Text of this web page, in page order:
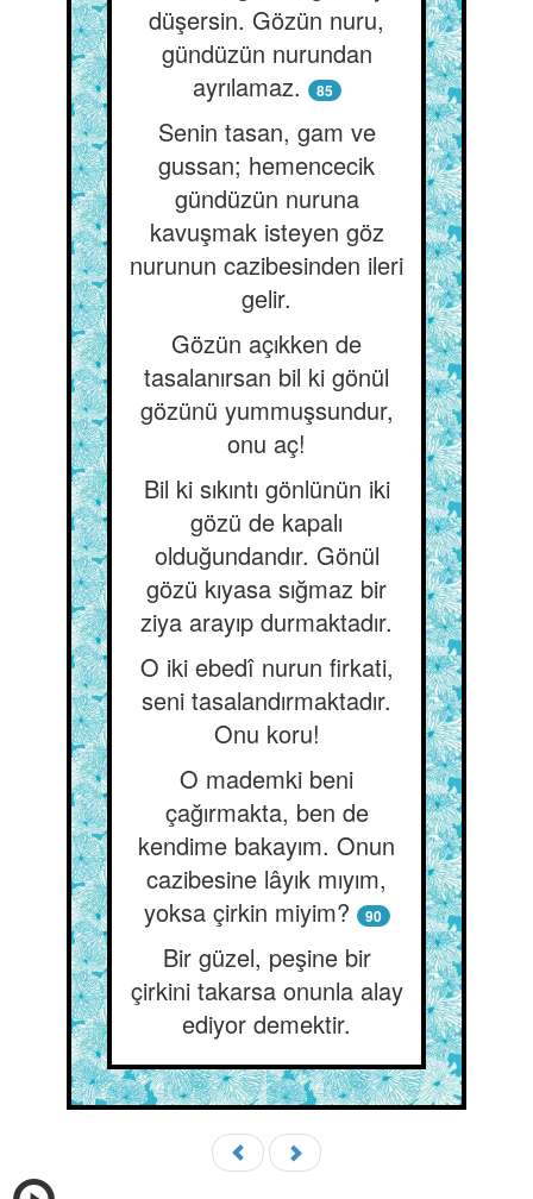
düşersin. Gözün nuru,
gündüzün nurundan
ayrılamaz.
85
Senin tasan, gam ve
gussan; hemencecik
gündüzün nuruna
kavuşmak isteyen göz
nurunun cazibesinden ileri
gelir.
Gözün açıkken de
tasalanırsan bil ki gönül
gözünü yummuşsundur,
onu aç!
Bil ki sıkıntı gönlünün iki
gözü de kapalı
olduğundandır. Gönül
gözü kıyasa sığmaz bir
ziya arayıp durmaktadır.
O iki ebedî nurun firkati,
seni tasalandırmaktadır.
Onu koru!
O mademki beni
çağırmakta, ben de
kendime bakayım. Onun
cazibesine lâyık mıyım,
yoksa çirkin miyim?
90
Bir güzel, peşine bir
çirkini takarsa onunla alay
ediyor demektir.